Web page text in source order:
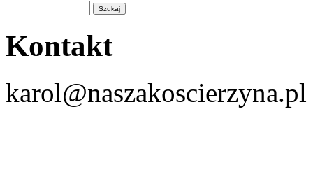
Kontakt
karol@naszakoscierzyna.pl